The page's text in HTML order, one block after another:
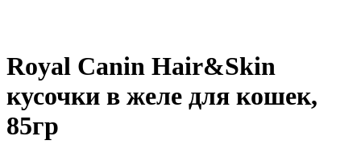
Royal Canin Hair&Skin
кусочки в желе для кошек,
85гр